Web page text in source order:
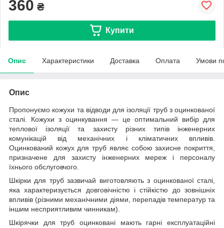
360 ₴
Купити
Опис Характеристики Доставка Оплата Умови
Опис
Пропонуємо кожухи та відводи для ізоляції труб з оцинкованої
сталі. Кожухи з оцинкування — це оптимальний вибір для
теплової ізоляції та захисту різних типів інженерних
комунікацій від механічних і кліматичних впливів.
Оцинкований кожух для труб являє собою захисне покриття,
призначене для захисту інженерних мереж і персоналу
їхнього обслуговчого.
Шкірки для труб зазвичай виготовляють з оцинкованої сталі,
яка характеризується довговічністю і стійкістю до зовнішніх
впливів (різними механічними діями, перепадів температур та
іншим несприятливим чинникам).
Шкірячки для труб оцинковані мають гарні експлуатаційні